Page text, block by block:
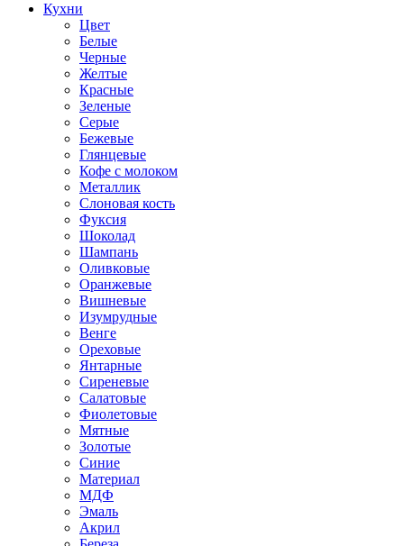
Кухни
Цвет
Белые
Черные
Желтые
Красные
Зеленые
Серые
Бежевые
Глянцевые
Кофе с молоком
Металлик
Слоновая кость
Фуксия
Шоколад
Шампань
Оливковые
Оранжевые
Вишневые
Изумрудные
Венге
Ореховые
Янтарные
Сиреневые
Салатовые
Фиолетовые
Мятные
Золотые
Синие
Материал
МДФ
Эмаль
Акрил